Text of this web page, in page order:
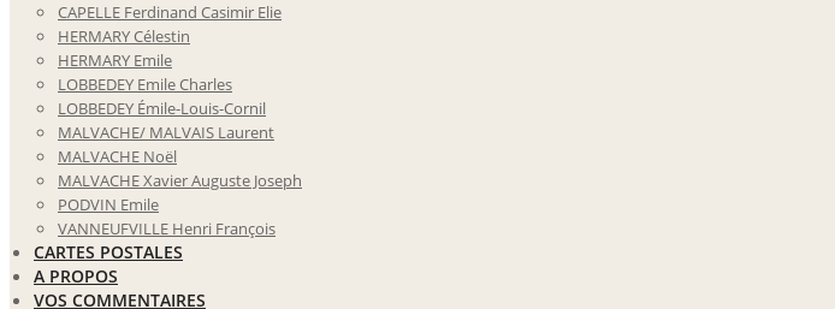
CAPELLE Ferdinand Casimir Elie
HERMARY Célestin
HERMARY Emile
LOBBEDEY Emile Charles
LOBBEDEY Émile-Louis-Cornil
MALVACHE/ MALVAIS Laurent
MALVACHE Noël
MALVACHE Xavier Auguste Joseph
PODVIN Emile
VANNEUFVILLE Henri François
CARTES POSTALES
A PROPOS
VOS COMMENTAIRES